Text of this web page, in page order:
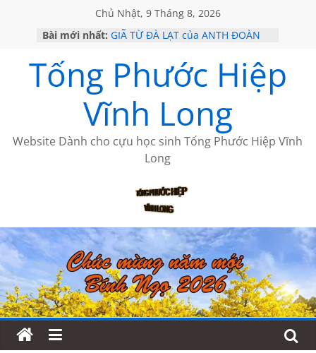
Chủ Nhật, 9 Tháng 8, 2026
Bài mới nhất: GIÃ TỪ ĐÀ LẠT của ANTH ĐOÀN
KHÔNG ĐỀ 20 CỦA THÁI LÃO
KHÔNG ĐỀ 19 CỦA THÁI LÃO
CHÙM THƠ CỦA BÍCH HÀ
Tống Phước Hiệp
Vĩnh Long
Website Dành cho cựu học sinh Tống Phước Hiệp Vĩnh
Long